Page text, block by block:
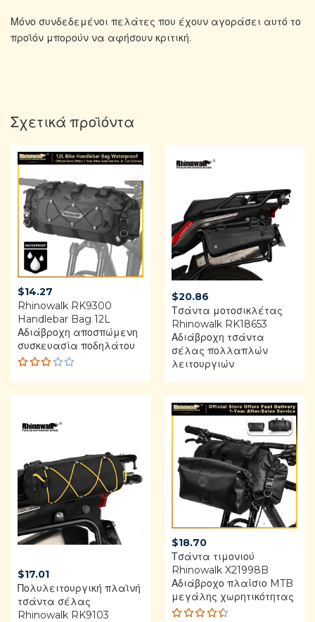
Μόνο συνδεδεμένοι πελάτες που έχουν αγοράσει αυτό το
προϊόν μπορούν να αφήσουν κριτική.
Σχετικά προϊόντα
$14.27
Rhinowalk RK9300
Handlebar Bag 12L
Αδιάβροχη αποσπώμενη
συσκευασία ποδηλάτου
Rate
d
of 5
$20.86
Τσάντα μοτοσικλέτας
Rhinowalk RK18653
Αδιάβροχη τσάντα
σέλας πολλαπλών
λειτουργιών
$17.01
Πολυλειτουργική πλαϊνή
τσάντα σέλας
Rhinowalk RK9103
$18.70
Τσάντα τιμονιού
Rhinowalk X21998B
Αδιάβροχο πλαίσιο MTB
μεγάλης χωρητικότητας